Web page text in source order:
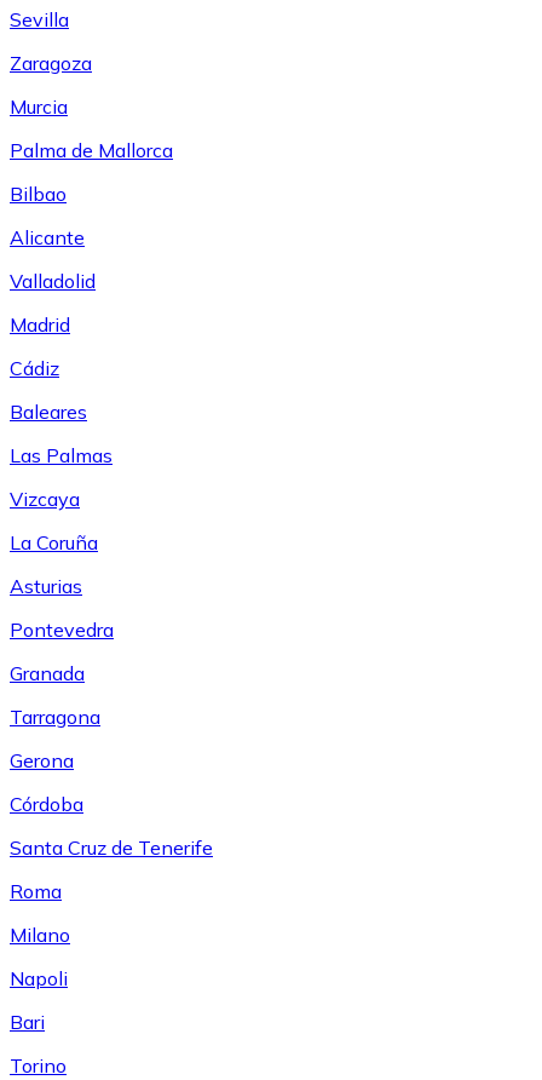
Sevilla
Zaragoza
Murcia
Palma de Mallorca
Bilbao
Alicante
Valladolid
Madrid
Cádiz
Baleares
Las Palmas
Vizcaya
La Coruña
Asturias
Pontevedra
Granada
Tarragona
Gerona
Córdoba
Santa Cruz de Tenerife
Roma
Milano
Napoli
Bari
Torino